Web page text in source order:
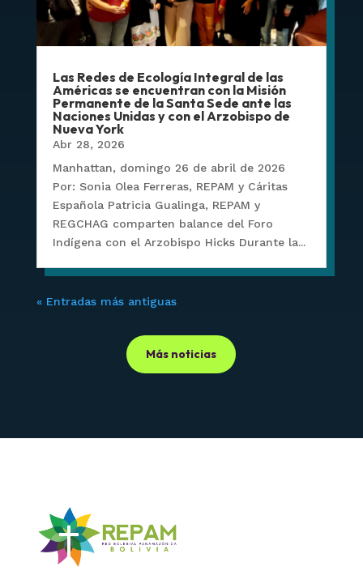
Las Redes de Ecología Integral de las
Américas se encuentran con la Misión
Permanente de la Santa Sede ante las
Naciones Unidas y con el Arzobispo de
Nueva York
Abr 28, 2026
Manhattan, domingo 26 de abril de 2026
Por: Sonia Olea Ferreras, REPAM y Cáritas
Española Patricia Gualinga, REPAM y
REGCHAG comparten balance del Foro
Indígena con el Arzobispo Hicks Durante la...
« Entradas más antiguas
Más noticias